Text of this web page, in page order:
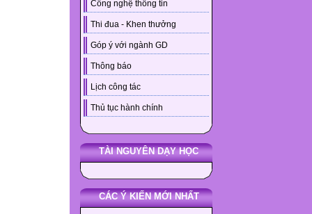
Công nghệ thông tin
Thi đua - Khen thưởng
Góp ý với ngành GD
Thông báo
Lịch công tác
Thủ tục hành chính
TÀI NGUYÊN DẠY HỌC
CÁC Ý KIẾN MỚI NHẤT